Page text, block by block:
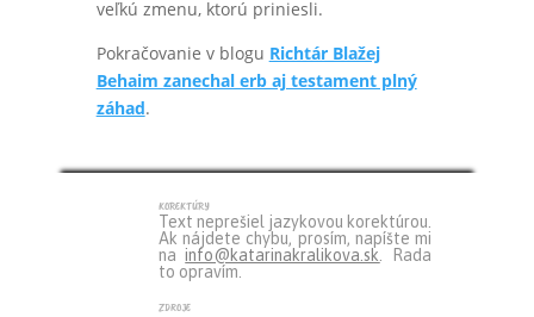
veľkú zmenu, ktorú priniesli.
Pokračovanie v blogu Richtár Blažej
Behaim zanechal erb aj testament plný
záhad.
korektúry
Text neprešiel jazykovou korektúrou.
Ak nájdete chybu, prosím, napíšte mi
nainfo@katarinakralikova.sk . Rada
to opravím.
zdroje